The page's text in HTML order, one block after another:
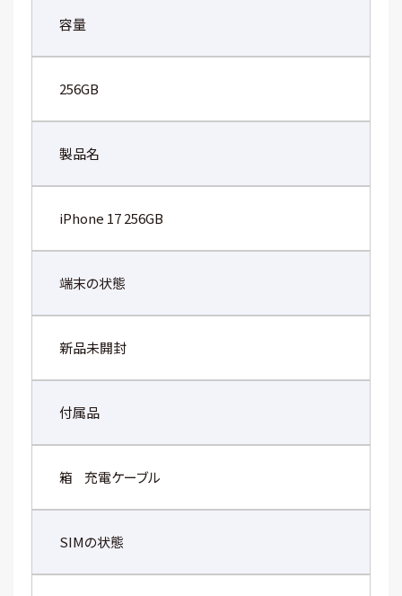
容量
256GB
製品名
iPhone 17 256GB
端末の状態
新品未開封
付属品
箱 充電ケーブル
SIMの状態